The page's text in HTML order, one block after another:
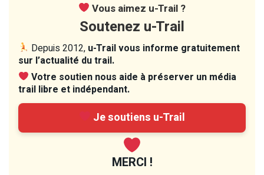
Vous aimez u-Trail ?
Soutenez u-Trail
Depuis 2012, u-Trail vous informe gratuitement
sur l’actualité du trail.
Votre soutien nous aide à préserver un média
trail libre et indépendant.
Je soutiens u-Trail
MERCI !